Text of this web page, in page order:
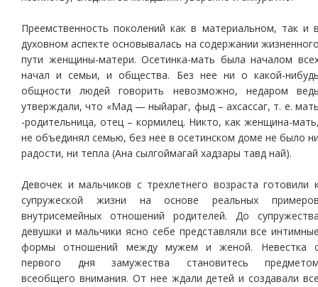
Преемственность поколений как в материальном, так и
духовном аспекте основывалась на содержании
пути женщины-матери. Осетинка-мать была началом
начал и семьи, и общества. Без нее ни о какой-
общности людей говорить невозможно, недаром
утверждали, что «Мад — ныйараг, фыд – ахсассаг, т. е.
-родительница, отец – кормилец. Никто, как женщина-
не объединял семью, без нее в осетинском доме не было
радости, ни тепла (Ана сылгоймагай хадзары тавд най).
Девочек и мальчиков с трехлетнего возраста готовили
супружеской жизни на основе реальных
внутрисемейных отношений родителей. До
девушки и мальчики ясно себе представляли все
формы отношений между мужем и женой. Невестка
первого дня замужества становитесь
всеобщего внимания. От нее ждали детей и создавали